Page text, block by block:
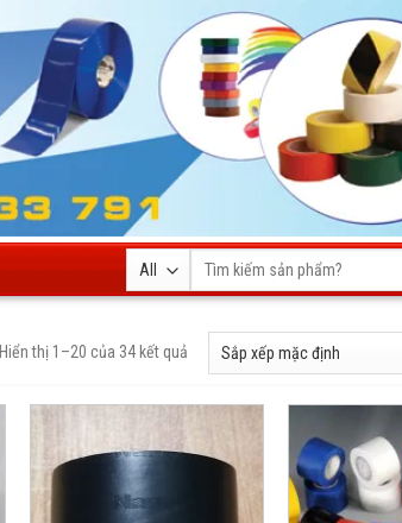
Tìm
kiếm:
Hiển thị 1–20 của 34 kết quả